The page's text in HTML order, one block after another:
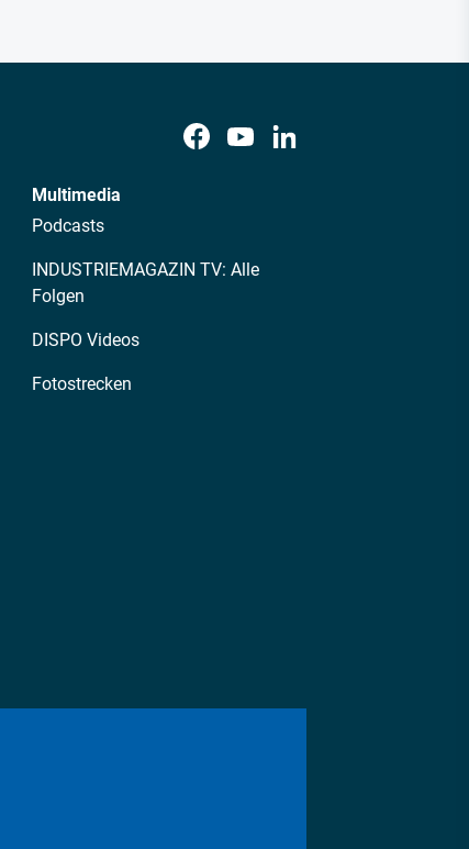
Multimedia
Podcasts
INDUSTRIEMAGAZIN TV: Alle
Folgen
DISPO Videos
Fotostrecken